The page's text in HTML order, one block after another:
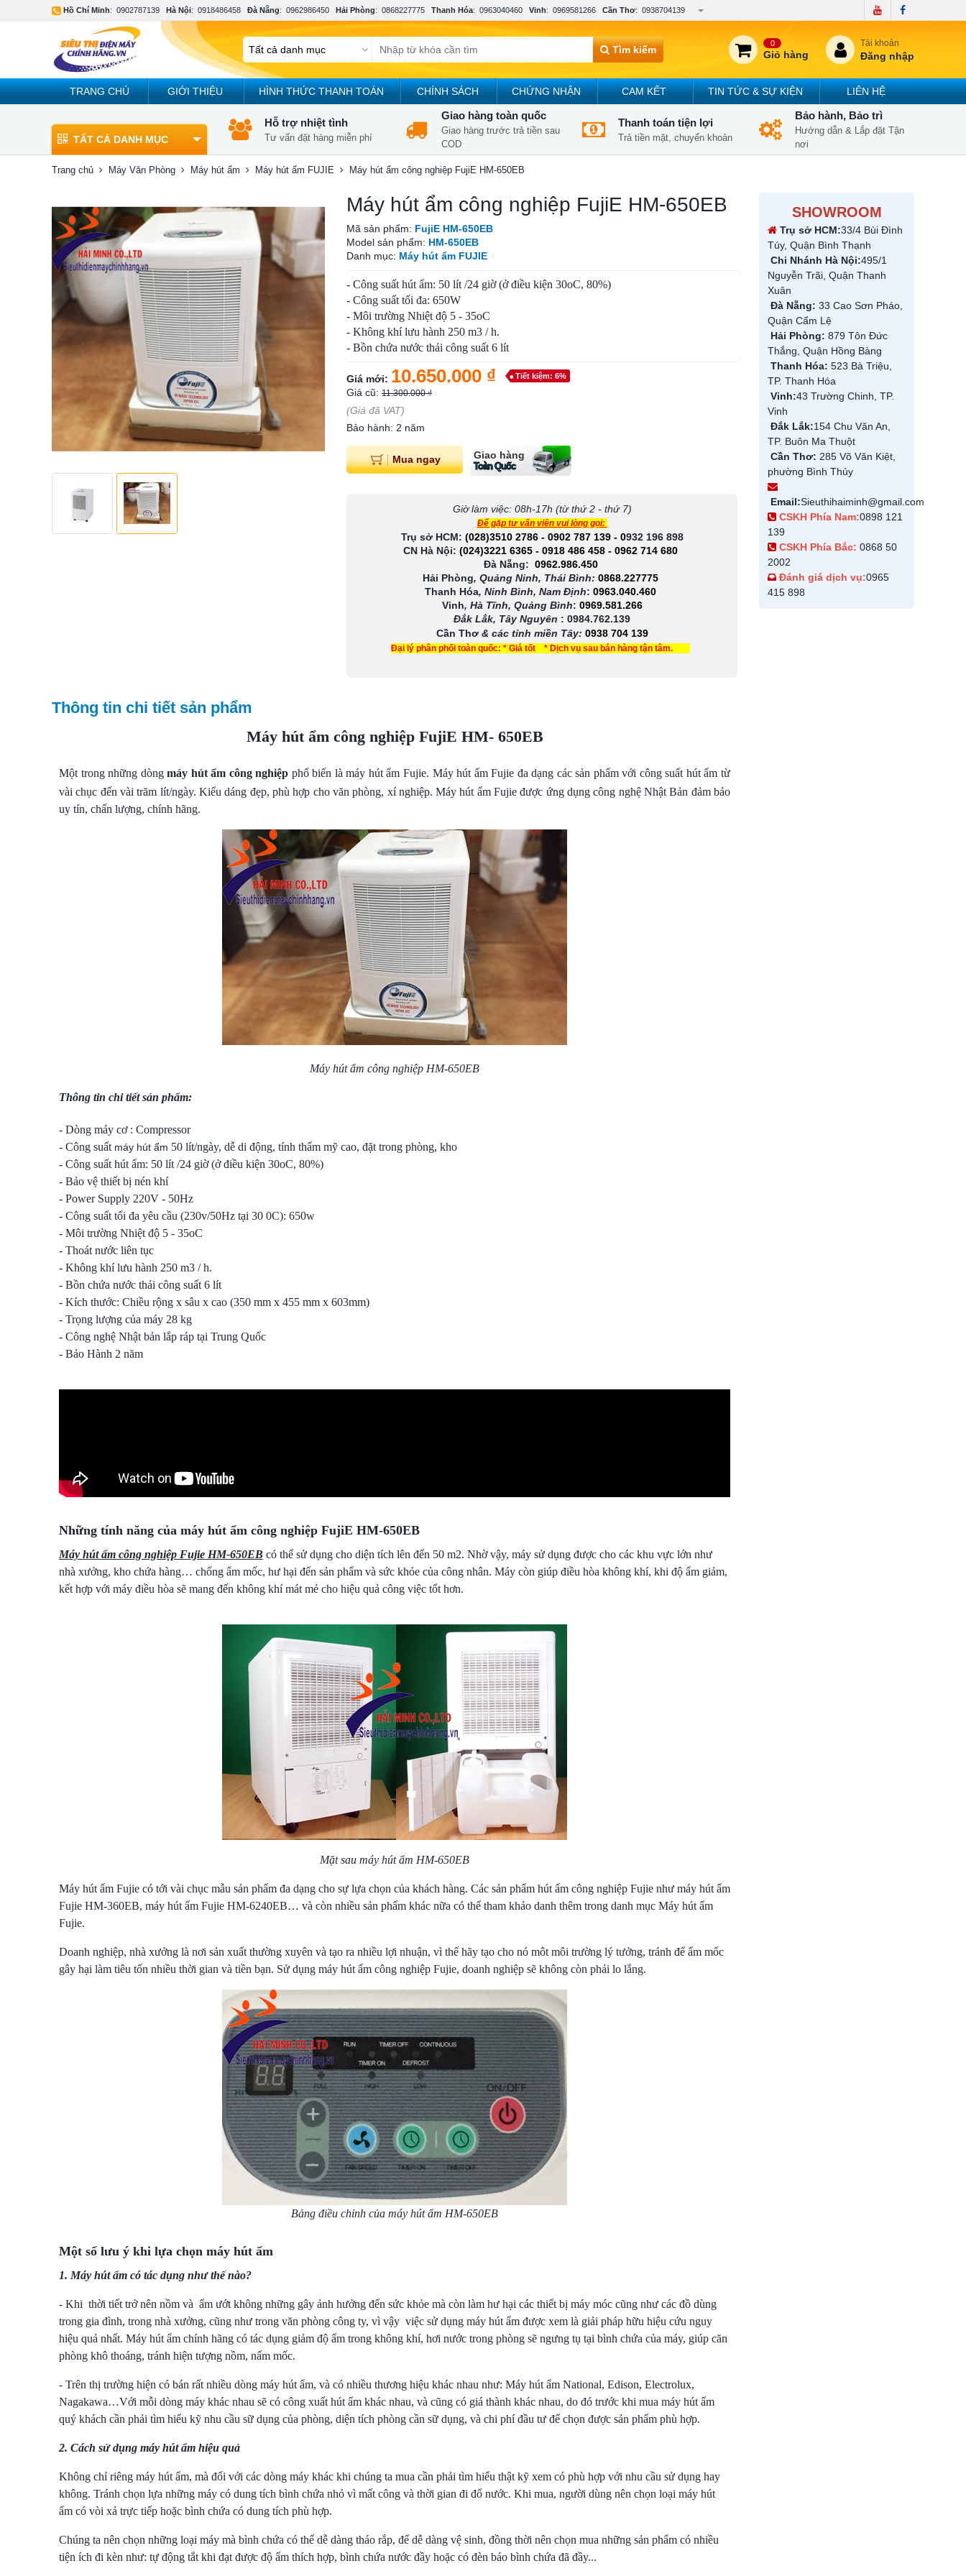
Hồ Chí Minh: 0902787139 Hà Nội: 0918486458 Đà Nẵng: 0962986450 Hải Phòng: 0868227775 Thanh Hóa: 0963040460 Vinh: 0969581266 Cần Thơ: 0938704139
Tìm kiếm
0
Giỏ hàng
Tài khoản
Đăng nhập
TRANG CHỦ GIỚI THIỆU HÌNH THỨC THANH TOÁN CHÍNH SÁCH CHỨNG NHẬN CAM KẾT TIN TỨC & SỰ KIỆN LIÊN HỆ
TẤT CẢ DANH MỤC
Hỗ trợ nhiệt tình
Tư vấn đặt hàng miễn phí
Giao hàng toàn quốc
Giao hàng trước trả tiền sau
COD
Thanh toán tiện lợi
Trả tiền mặt, chuyển khoản
Bảo hành, Bảo trì
Hướng dẫn & Lắp đặt Tận
nơi
Trang chủ Máy Văn Phòng Máy hút ẩm Máy hút ẩm FUJIE Máy hút ẩm công nghiệp FujiE HM-650EB
Máy hút ẩm công nghiệp FujiE HM-650EB
Mã sản phẩm: FujiE HM-650EB
Model sản phẩm: HM-650EB
Danh mục: Máy hút ẩm FUJIE
- Công suất hút ẩm: 50 lít /24 giờ (ở điều kiện 30oC, 80%)
- Công suất tối đa: 650W
- Môi trường Nhiệt độ 5 - 35oC
- Không khí lưu hành 250 m3 / h.
- Bồn chứa nước thải công suất 6 lít
Giá mới: 10.650.000 ₫ Tiết kiệm: 6%
Giá cũ: 11.300.000 ₫
(Giá đã VAT)
Bảo hành: 2 năm
Mua ngay Giao hàng
Toàn Quốc
Giờ làm việc: 08h-17h (từ thứ 2 - thứ 7)
Để gặp tư vấn viên vui lòng gọi:
Trụ sở HCM: (028)3510 2786 - 0902 787 139- 0932 196 898
CN Hà Nội: (024)3221 6365 - 0918 486 458 - 0962 714 680
Đà Nẵng: 0962.986.450
Hải Phòng, Quảng Ninh, Thái Bình: 0868.227775
Thanh Hóa, Ninh Bình, Nam Định: 0963.040.460
Vinh, Hà Tĩnh, Quảng Bình: 0969.581.266
Đắk Lắk, Tây Nguyên : 0984.762.139
Cần Thơ & các tỉnh miền Tây: 0938 704 139
Đại lý phân phối toàn quốc: * Giá tốt * Dịch vụ sau bán hàng tận tâm.
SHOWROOM
Trụ sở HCM:33/4 Bùi Đình
Túy, Quận Bình Thạnh
Chi Nhánh Hà Nội:495/1
Nguyễn Trãi, Quận Thanh
Xuân
Đà Nẵng: 33 Cao Sơn Pháo,
Quận Cẩm Lệ
Hải Phòng: 879 Tôn Đức
Thắng, Quận Hồng Bàng
Thanh Hóa: 523 Bà Triệu,
TP. Thanh Hóa
Vinh:43 Trường Chinh, TP.
Vinh
Đắk Lắk:154 Chu Văn An,
TP. Buôn Ma Thuột
Cần Thơ: 285 Võ Văn Kiệt,
phường Bình Thủy
Email:Sieuthihaiminh@gmail.com
CSKH Phía Nam:0898 121
139
CSKH Phía Bắc: 0868 50
2002
Đánh giá dịch vụ:0965
415 898
Thông tin chi tiết sản phẩm
Máy hút ẩm công nghiệp FujiE HM- 650EB
Một trong những dòngmáy hút ẩm công nghiệp phổ biến là máy hút ẩm Fujie. Máy hút ẩm Fujie đa dạng các sản phẩm với công suất hút ẩm từ
vài chục đến vài trăm lít/ngày. Kiểu dáng đẹp, phù hợp cho văn phòng, xí nghiệp. Máy hút ẩm Fujie được ứng dụng công nghệ Nhật Bản đảm bảo
uy tín, chấn lượng, chính hãng.
Máy hút ẩm công nghiệp HM-650EB
Thông tin chi tiết sản phẩm:
- Dòng máy cơ : Compressor
- Công suất máy hút ẩm 50 lít/ngày, dễ di động, tính thẩm mỹ cao, đặt trong phòng, kho
- Công suất hút ẩm: 50 lít /24 giờ (ở điều kiện 30oC, 80%)
- Bảo vệ thiết bị nén khí
- Power Supply 220V - 50Hz
- Công suất tối đa yêu cầu (230v/50Hz tại 30 0C): 650w
- Môi trường Nhiệt độ 5 - 35oC
- Thoát nước liên tục
- Không khí lưu hành 250 m3 / h.
- Bồn chứa nước thải công suất 6 lít
- Kích thước: Chiều rộng x sâu x cao (350 mm x 455 mm x 603mm)
- Trọng lượng của máy 28 kg
- Công nghệ Nhật bản lắp ráp tại Trung Quốc
- Bảo Hành 2 năm
Những tính năng của máy hút ẩm công nghiệp FujiE HM-650EB
Máy hút ẩm công nghiệp Fujie HM-650EB có thể sử dụng cho diện tích lên đến 50 m2. Nhờ vậy, máy sử dụng được cho các khu vực lớn như
nhà xưởng, kho chứa hàng… chống ẩm mốc, hư hại đến sản phẩm và sức khỏe của công nhân. Máy còn giúp điều hòa không khí, khi độ ẩm giảm,
kết hợp với máy điều hòa sẽ mang đến không khí mát mẻ cho hiệu quả công việc tốt hơn.
Mặt sau máy hút ẩm HM-650EB
Máy hút ẩm Fujie có tới vài chục mẫu sản phẩm đa dạng cho sự lựa chọn của khách hàng. Các sản phẩm hút ẩm công nghiệp Fujie như máy hút ẩm
Fujie HM-360EB, máy hút ẩm Fujie HM-6240EB… và còn nhiều sản phẩm khác nữa có thể tham khảo danh thêm trong danh mục Máy hút ẩm
Fujie.
Doanh nghiệp, nhà xưởng là nơi sản xuất thường xuyên và tạo ra nhiều lợi nhuận, vì thế hãy tạo cho nó môt môi trường lý tưởng, tránh để ẩm mốc
gây hại làm tiêu tốn nhiều thời gian và tiền bạn. Sử dụng máy hút ẩm công nghiệp Fujie, doanh nghiệp sẽ không còn phải lo lắng.
Bảng điều chỉnh của máy hút ẩm HM-650EB
Một số lưu ý khi lựa chọn máy hút ẩm
1. Máy hút ẩm có tác dụng như thế nào?
- Khi thời tiết trở nên nồm và ẩm ướt không những gây ảnh hưởng đến sức khỏe mà còn làm hư hại các thiết bị máy móc cũng như các đồ dùng
trong gia đình, trong nhà xưởng, cũng như trong văn phòng công ty, vì vậy việc sử dụng máy hút ẩm được xem là giải pháp hữu hiệu cứu nguy
hiệu quả nhất. Máy hút ẩm chính hãng có tác dụng giảm độ ẩm trong không khí, hơi nước trong phòng sẽ ngưng tụ tại bình chứa của máy, giúp căn
phòng khô thoáng, tránh hiện tượng nồm, nấm mốc.
- Trên thị trường hiện có bán rất nhiều dòng máy hút ẩm, và có nhiều thương hiệu khác nhau như: Máy hút ẩm National, Edison, Electrolux,
Nagakawa…Với mỗi dòng máy khác nhau sẽ có công xuất hút ẩm khác nhau, và cũng có giá thành khác nhau, do đó trước khi mua máy hút ẩm
quý khách cần phải tìm hiểu kỹ nhu cầu sữ dụng của phòng, diện tích phòng cần sữ dụng, và chi phí đầu tư để chọn được sản phẩm phù hợp.
2. Cách sử dụng máy hút ẩm hiệu quả
Không chỉ riêng máy hút ẩm, mà đối với các dòng máy khác khi chúng ta mua cần phải tìm hiểu thật kỹ xem có phù hợp với nhu cầu sử dụng hay
không. Tránh chọn lựa những máy có dung tích bình chứa nhỏ vì mất công và thời gian đi đổ nước. Khi mua, người dùng nên chọn loại máy hút
ẩm có vòi xả trực tiếp hoặc bình chứa có dung tích phù hợp.
Chúng ta nên chọn những loại máy mà bình chứa có thể dễ dàng tháo rắp, để dễ dàng vệ sinh, đồng thời nên chọn mua những sản phẩm có nhiều
tiện ích đi kèn như: tự động tắt khi đạt được độ ẩm thích hợp, bình chứa nước đầy hoặc có đèn báo bình chứa đã đầy...